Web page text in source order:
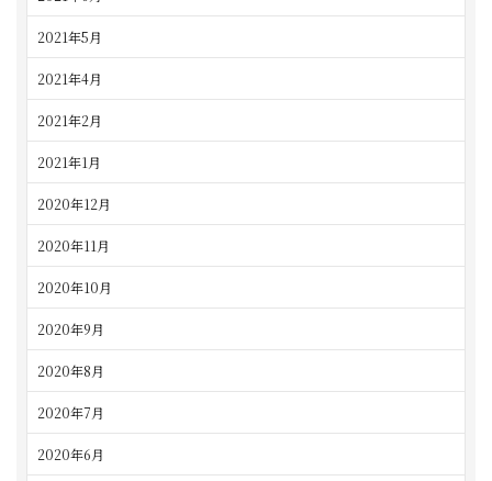
2021年5月
2021年4月
2021年2月
2021年1月
2020年12月
2020年11月
2020年10月
2020年9月
2020年8月
2020年7月
2020年6月